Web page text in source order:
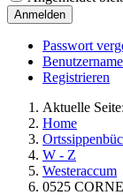
Anmelden
Passwort
Registrieren
Aktuelle
Home
W - Z
Westeraccum
0525